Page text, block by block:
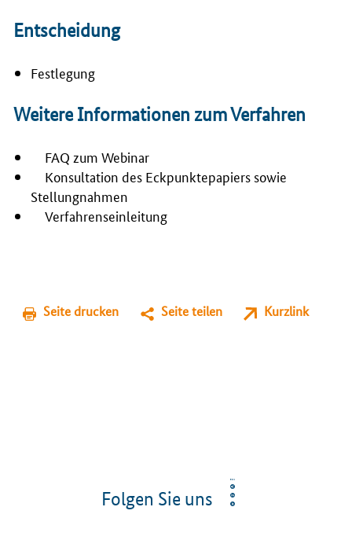
Entscheidung
Festlegung
Weitere Informationen zum Verfahren
FAQ zum Webinar
Konsultation des Eckpunktepapiers sowie
Stellungnahmen
Verfahrenseinleitung
Seite drucken Seite teilen Kurzlink
Folgen Sie uns